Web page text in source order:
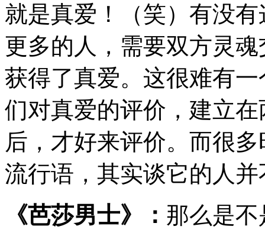
就是真爱！（笑）有没
更多的人，需要双方灵
获得了真爱。这很难有
们对真爱的评价，建立
后，才好来评价。而很
流行语，其实谈它的人
《芭莎男士》： 那么是